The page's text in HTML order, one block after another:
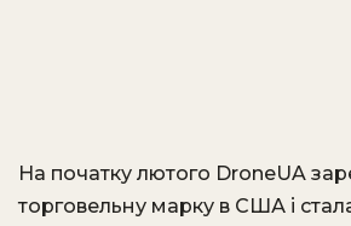
На початку лютого DroneUA
торговельну марку в США і